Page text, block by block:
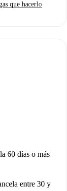
el Restaurante
que hacerlo
60 días o más
entre 30 y